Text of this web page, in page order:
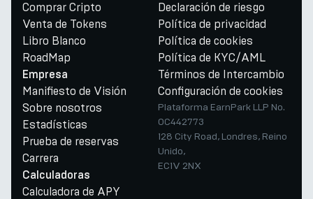
Comprar Cripto
Venta de Tokens
Libro Blanco
RoadMap
Empresa
Manifiesto de Visión
Sobre nosotros
Estadísticas
Prueba de reservas
Carrera
Calculadoras
Calculadora de APY
Declaración de riesgo
Política de privacidad
Política de cookies
Política de KYC/AML
Términos de Intercambio
Configuración de cookies
Plataforma EarnPark LLP No.
OC442773
128 City Road, Londres, Reino
Unido,
EC1V 2NX